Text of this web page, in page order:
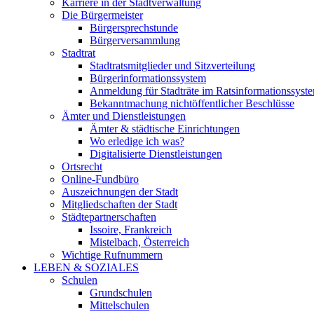
Karriere in der Stadtverwaltung
Die Bürgermeister
Bürgersprechstunde
Bürgerversammlung
Stadtrat
Stadtratsmitglieder und Sitzverteilung
Bürgerinformationssystem
Anmeldung für Stadträte im
Bekanntmachung nichtöffentlicher Beschlüsse
Ämter und Dienstleistungen
Ämter & städtische Einrichtungen
Wo erledige ich was?
Digitalisierte Dienstleistungen
Ortsrecht
Online-Fundbüro
Auszeichnungen der Stadt
Mitgliedschaften der Stadt
Städtepartnerschaften
Issoire, Frankreich
Mistelbach, Österreich
Wichtige Rufnummern
LEBEN & SOZIALES
Schulen
Grundschulen
Mittelschulen